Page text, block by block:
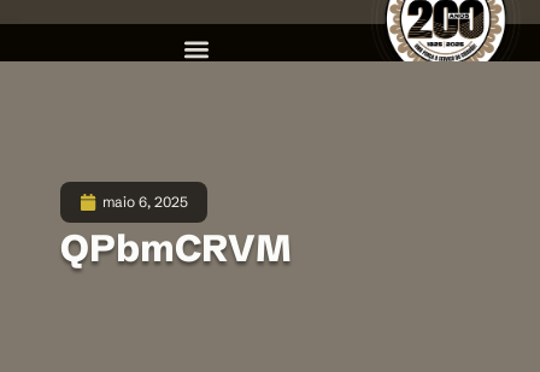
maio 6, 2025
QPbmCRVM